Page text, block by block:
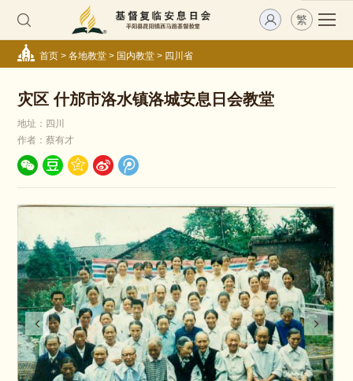
繁
首页> 各地教堂> 国内教堂> 四川省
灾区 什邡市洛水镇洛城安息日会教堂
地址：四川
作者：蔡有才